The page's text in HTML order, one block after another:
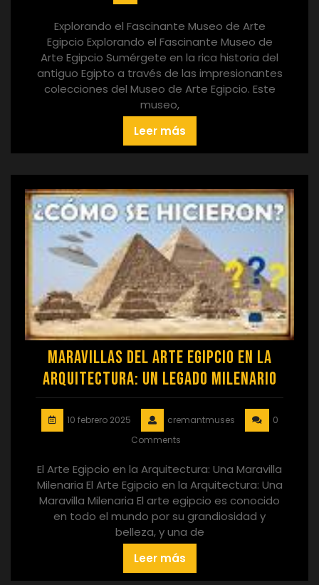
Explorando el Fascinante Museo de Arte
Egipcio Explorando el Fascinante Museo de
Arte Egipcio Sumérgete en la rica historia del
antiguo Egipto a través de las impresionantes
colecciones del Museo de Arte Egipcio. Este
museo,
Leer más
Maravillas del Arte Egipcio en la
Arquitectura: Un Legado Milenario
10 febrero 2025 cremantmuses
0
Comments
El Arte Egipcio en la Arquitectura: Una Maravilla
Milenaria El Arte Egipcio en la Arquitectura: Una
Maravilla Milenaria El arte egipcio es conocido
en todo el mundo por su grandiosidad y
belleza, y una de
Leer más